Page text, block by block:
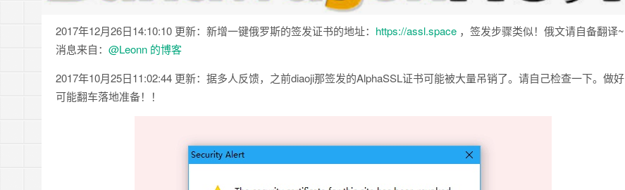
2017年12月26日14:10:10 更新：新增一键俄罗斯的签发证书的地址： https://assl.space ，签发步骤类似！俄文请自备翻译~
消息来自： @Leonn 的博客
2017年10月25日11:02:44 更新：据多人反馈，之前diaoji那签发的AlphaSSL证书可能被大量吊销了。请自己检查一下。做好
可能翻车落地准备！！